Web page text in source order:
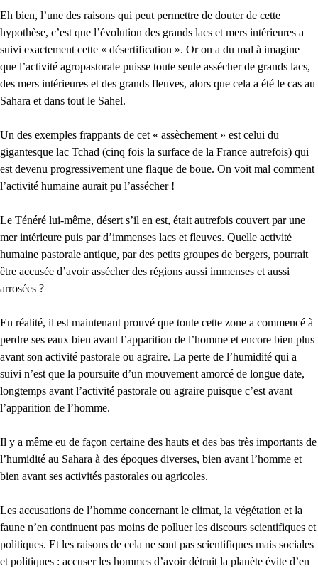
Eh bien, l’une des raisons qui peut permettre de douter de cette
hypothèse, c’est que l’évolution des grands lacs et mers intérieures a
suivi exactement cette « désertification ». Or on a du mal à imagine
que l’activité agropastorale puisse toute seule assécher de grands lacs,
des mers intérieures et des grands fleuves, alors que cela a été le cas au
Sahara et dans tout le Sahel.
Un des exemples frappants de cet « assèchement » est celui du
gigantesque lac Tchad (cinq fois la surface de la France autrefois) qui
est devenu progressivement une flaque de boue. On voit mal comment
l’activité humaine aurait pu l’assécher !
Le Ténéré lui-même, désert s’il en est, était autrefois couvert par une
mer intérieure puis par d’immenses lacs et fleuves. Quelle activité
humaine pastorale antique, par des petits groupes de bergers, pourrait
être accusée d’avoir assécher des régions aussi immenses et aussi
arrosées ?
En réalité, il est maintenant prouvé que toute cette zone a commencé à
perdre ses eaux bien avant l’apparition de l’homme et encore bien plus
avant son activité pastorale ou agraire. La perte de l’humidité qui a
suivi n’est que la poursuite d’un mouvement amorcé de longue date,
longtemps avant l’activité pastorale ou agraire puisque c’est avant
l’apparition de l’homme.
Il y a même eu de façon certaine des hauts et des bas très importants de
l’humidité au Sahara à des époques diverses, bien avant l’homme et
bien avant ses activités pastorales ou agricoles.
Les accusations de l’homme concernant le climat, la végétation et la
faune n’en continuent pas moins de polluer les discours scientifiques et
politiques. Et les raisons de cela ne sont pas scientifiques mais sociales
et politiques : accuser les hommes d’avoir détruit la planète évite d’en